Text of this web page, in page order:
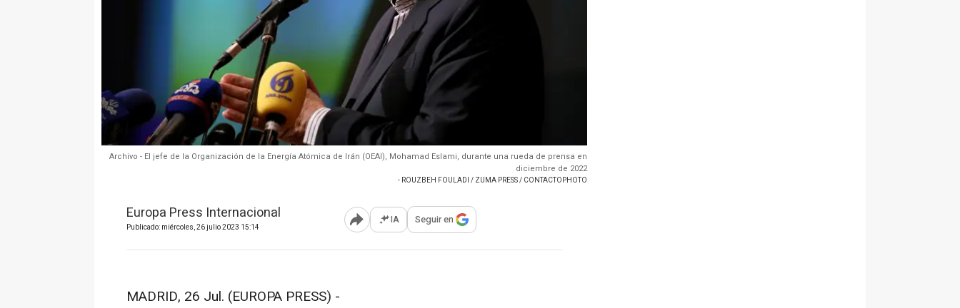
Archivo - El jefe de la Organización de la Energía Atómica de Irán (OEAI), Mohamad Eslami, durante una rueda de prensa en
diciembre de 2022
- ROUZBEH FOULADI / ZUMA PRESS / CONTACTOPHOTO
Europa Press Internacional
Publicado: miércoles, 26 julio 2023 15:14 Abrir opciones para compartir
IA Seguir en
MADRID, 26 Jul. (EUROPA PRESS) -